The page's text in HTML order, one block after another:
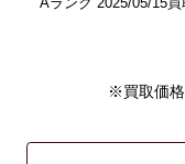
※買取価